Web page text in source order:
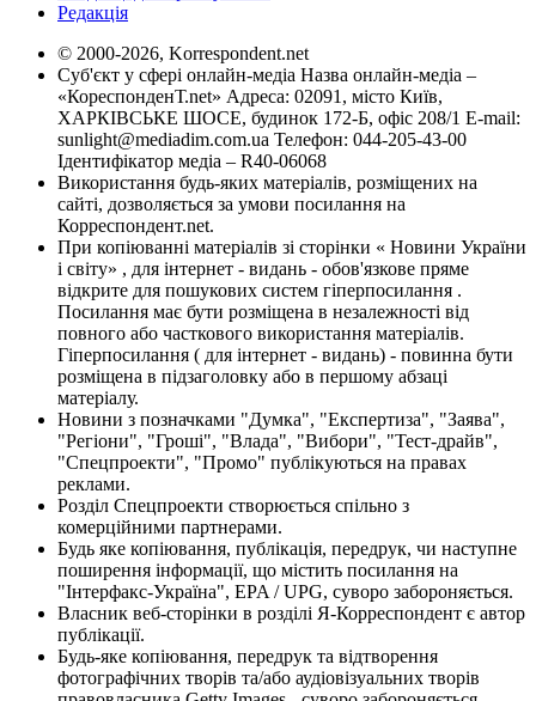
Редакція
© 2000-2026, Korrespondent.net
Суб'єкт у сфері онлайн-медіа Назва онлайн-медіа –
«КореспонденТ.net» Адреса: 02091, місто Київ,
ХАРКІВСЬКЕ ШОСЕ, будинок 172-Б, офіс 208/1 E-mail:
sunlight@mediadim.com.ua Телефон: 044-205-43-00
Ідентифікатор медіа – R40-06068
Використання будь-яких матеріалів, розміщених на
сайті, дозволяється за умови посилання на
Корреспондент.net.
При копіюванні матеріалів зі сторінки « Новини України
і світу» , для інтернет - видань - обов'язкове пряме
відкрите для пошукових систем гіперпосилання .
Посилання має бути розміщена в незалежності від
повного або часткового використання матеріалів.
Гіперпосилання ( для інтернет - видань) - повинна бути
розміщена в підзаголовку або в першому абзаці
матеріалу.
Новини з позначками "Думка", "Експертиза", "Заява",
"Регіони", "Гроші", "Влада", "Вибори", "Тест-драйв",
"Спецпроекти", "Промо" публікуються на правах
реклами.
Розділ Спецпроекти створюється спільно з
комерційними партнерами.
Будь яке копіювання, публікація, передрук, чи наступне
поширення інформації, що містить посилання на
"Інтерфакс-Україна", EPA / UPG, суворо забороняється.
Власник веб-сторінки в розділі Я-Корреспондент є автор
публікації.
Будь-яке копіювання, передрук та відтворення
фотографічних творів та/або аудіовізуальних творів